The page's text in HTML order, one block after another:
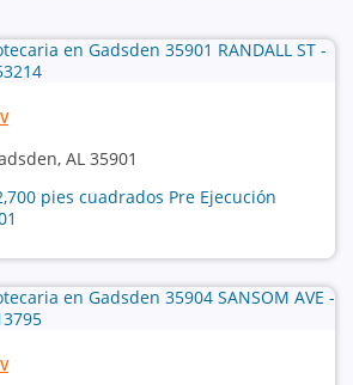
AL 35901
pies cuadrados Pre Ejecución